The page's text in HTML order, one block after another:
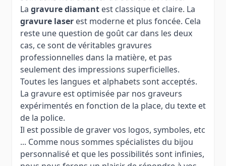
La gravure diamant est classique et claire. La
gravure laser est moderne et plus foncée. Cela
reste une question de goût car dans les deux
cas, ce sont de véritables gravures
professionnelles dans la matière, et pas
seulement des impressions superficielles.
Toutes les langues et alphabets sont acceptés.
La gravure est optimisée par nos graveurs
expérimentés en fonction de la place, du texte et
de la police.
Il est possible de graver vos logos, symboles, etc
... Comme nous sommes spécialistes du bijou
personnalisé et que les possibilités sont infinies,